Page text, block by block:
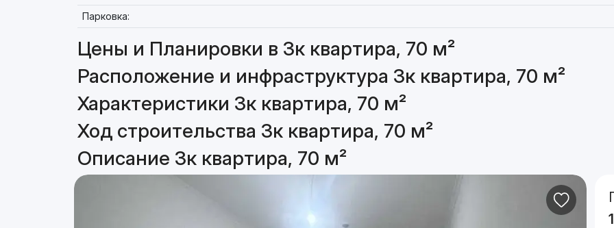
Парковка:
Цены и Планировки в 3к квартира, 70 м²
Расположение и инфраструктура 3к квартира, 70 м²
Характеристики 3к квартира, 70 м²
Ход строительства 3к квартира, 70 м²
Описание 3к квартира, 70 м²